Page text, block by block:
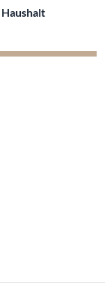
Haushalt